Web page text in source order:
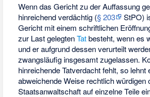
Wenn das Gericht zu der Auffassung
hinreichend verdächtig (§ 203
StPO)
Gericht mit einem schriftlichen
zur Last gelegtenTatbesteht, wenn es
und er aufgrund dessen verurteilt
zwangsläufig insgesamt zugelassen.
hinreichende Tatverdacht fehlt, so
abweichende Weise rechtlich
Staatsanwaltschaft auf einzelne Teile